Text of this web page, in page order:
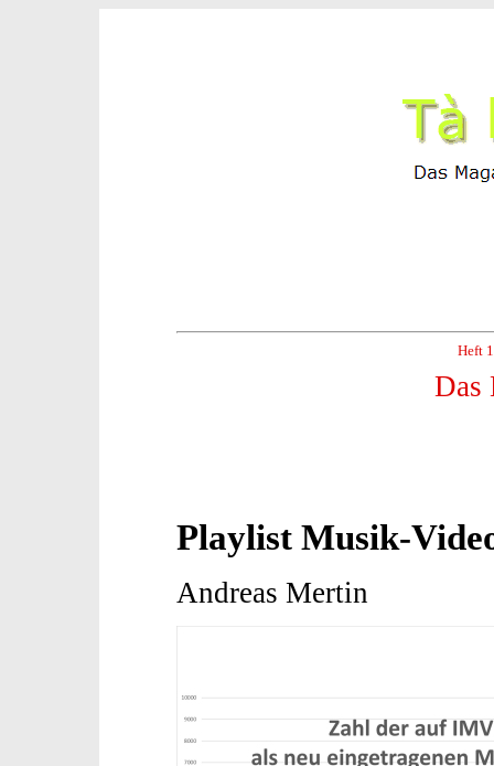
Heft
Das
Playlist Musik-
Andreas Mertin